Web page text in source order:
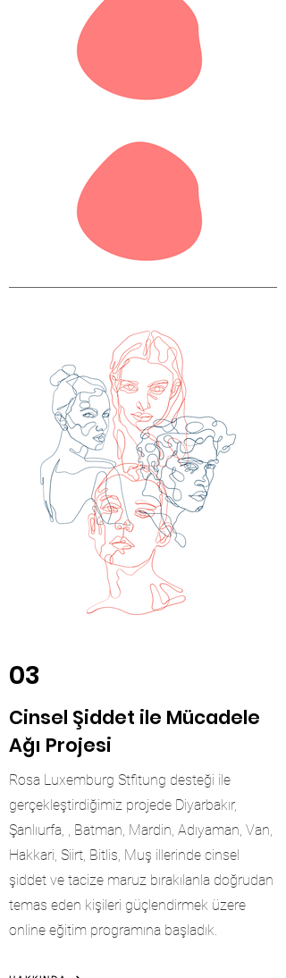
03
Cinsel Şiddet ile Mücadele
Ağı Projesi
Rosa Luxemburg Stfitung desteği ile
gerçekleştirdiğimiz projede Diyarbakır,
Şanlıurfa, , Batman, Mardin, Adıyaman, Van,
Hakkari, Siirt, Bitlis, Muş illerinde cinsel
şiddet ve tacize maruz bırakılanla doğrudan
temas eden kişileri güçlendirmek üzere
online eğitim programına başladık.